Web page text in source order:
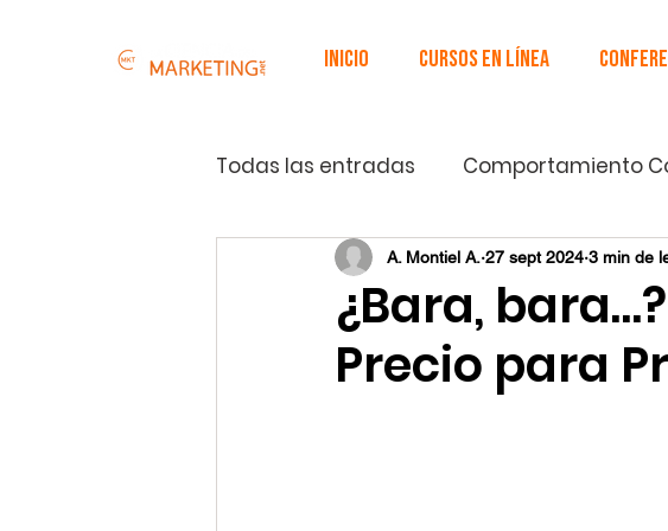
Inicio Cursos EN LÍNEA
Todas las entradas Comportamiento
Publicidad y promoción Filosofía
¿Bara,
Precio para
A. Montiel A. 27 sept 2024 3 min de
Inicio antiguo